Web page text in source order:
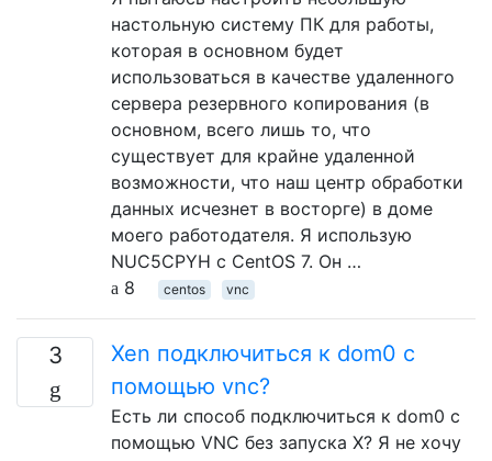
настольную систему ПК для работы,
которая в основном будет
использоваться в качестве удаленного
сервера резервного копирования (в
основном, всего лишь то, что
существует для крайне удаленной
возможности, что наш центр обработки
данных исчезнет в восторге) в доме
моего работодателя. Я использую
NUC5CPYH с CentOS 7. Он …
8
centos vnc
3
Xen подключиться к dom0 с
помощью vnc?
Есть ли способ подключиться к dom0 с
помощью VNC без запуска X? Я не хочу